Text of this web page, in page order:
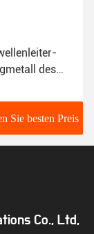
des
Sie besten Preis
Co., Ltd,